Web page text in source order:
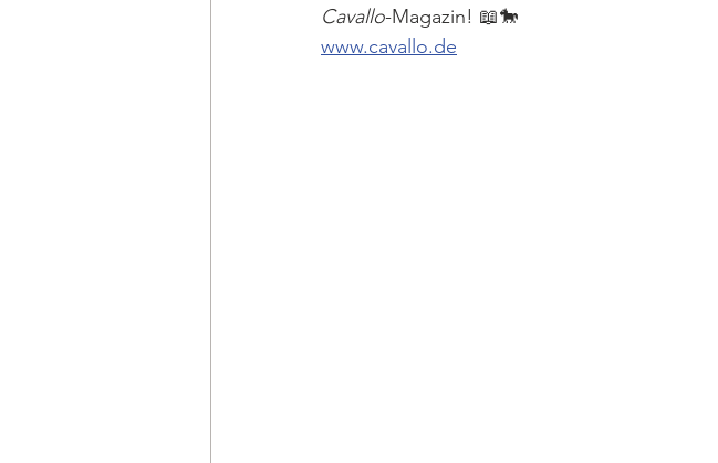
Cavallo-Magazin! 📖🐎
www.cavallo.de